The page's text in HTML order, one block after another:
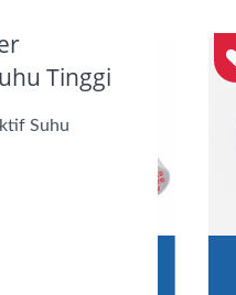
Tinggi
Suhu